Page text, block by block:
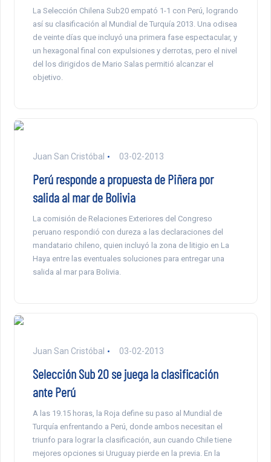
La Selección Chilena Sub20 empató 1-1 con Perú, logrando
así su clasificación al Mundial de Turquía 2013. Una odisea
de veinte días que incluyó una primera fase espectacular, y
un hexagonal final con expulsiones y derrotas, pero el nivel
del los dirigidos de Mario Salas permitió alcanzar el
objetivo.
Juan San Cristóbal 03-02-2013
Perú responde a propuesta de Piñera por
salida al mar de Bolivia
La comisión de Relaciones Exteriores del Congreso
peruano respondió con dureza a las declaraciones del
mandatario chileno, quien incluyó la zona de litigio en La
Haya entre las eventuales soluciones para entregar una
salida al mar para Bolivia.
Juan San Cristóbal 03-02-2013
Selección Sub 20 se juega la clasificación
ante Perú
A las 19.15 horas, la Roja define su paso al Mundial de
Turquía enfrentando a Perú, donde ambos necesitan el
triunfo para lograr la clasificación, aun cuando Chile tiene
mejores opciones si Uruguay pierde en la previa. En la